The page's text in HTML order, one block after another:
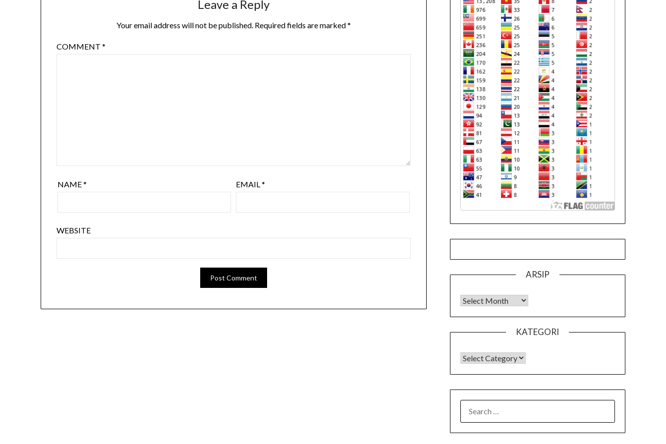
Leave a Reply
Your email address will not be published. Required fields are marked*
COMMENT*
NAME* EMAIL*
WEBSITE
ARSIP
Arsip
KATEGORI
KATEGORI
FOR: